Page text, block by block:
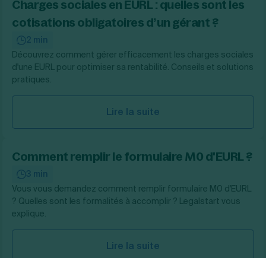
Charges sociales en EURL : quelles sont les
cotisations obligatoires d’un gérant ?
2 min
Découvrez comment gérer efficacement les charges sociales
d'une EURL pour optimiser sa rentabilité. Conseils et solutions
pratiques.
Lire la suite
Comment remplir le formulaire M0 d'EURL ?
3 min
Vous vous demandez comment remplir formulaire M0 d'EURL
? Quelles sont les formalités à accomplir ? Legalstart vous
explique.
Lire la suite